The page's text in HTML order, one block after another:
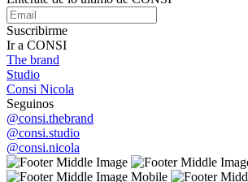
Suscribirme
Ir a CONSI
The brand
Studio
Consi Nicola
Seguinos
@consi.thebrand
@consi.studio
@consi.nicola